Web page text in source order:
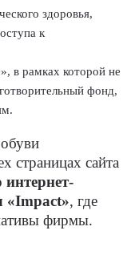
здоровья,
к
в рамках которой не
фонд,
страницах сайта
«Impact», где
фирмы.